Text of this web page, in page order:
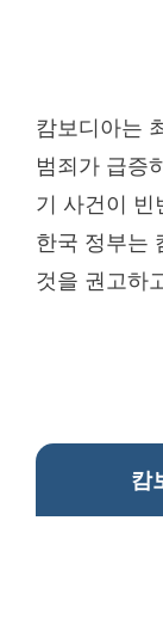
캄보디아는
범죄가 급증
기 사건이 빈
한국 정부는
것을 권고하
캄